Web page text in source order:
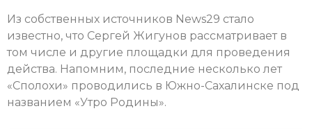
Из собственных источников News29 стало
известно, что Сергей Жигунов рассматривает в
том числе и другие площадки для проведения
действа. Напомним, последние несколько лет
«Сполохи» проводились в Южно-Сахалинске под
названием «Утро Родины».